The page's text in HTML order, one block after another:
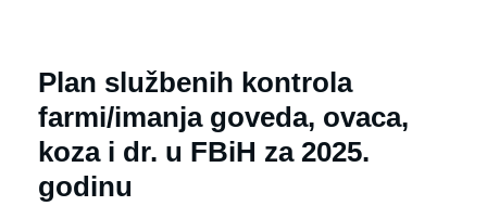
Plan službenih kontrola
farmi/imanja goveda, ovaca,
koza i dr. u FBiH za 2025.
godinu